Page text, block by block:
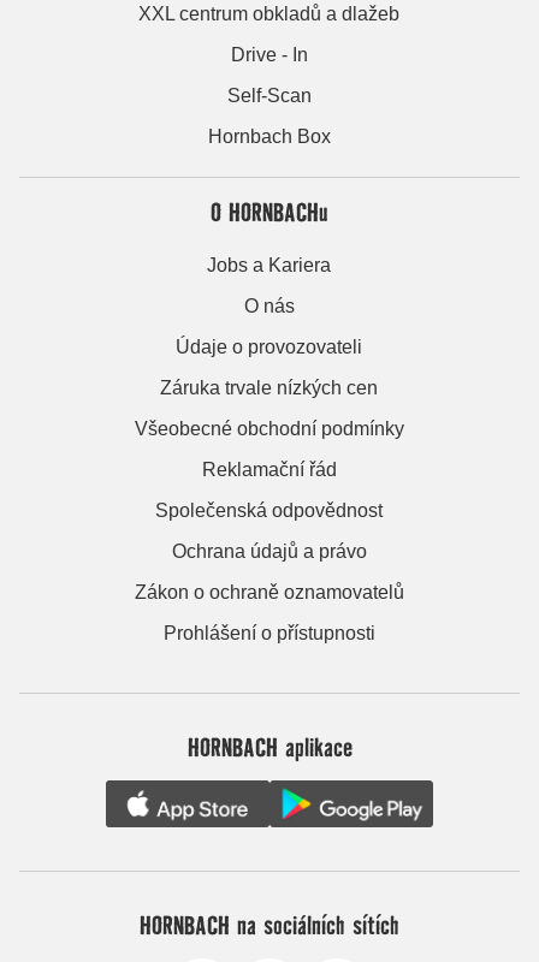
XXL centrum obkladů a dlažeb
Drive - In
Self-Scan
Hornbach Box
O HORNBACHu
Jobs a Kariera
O nás
Údaje o provozovateli
Záruka trvale nízkých cen
Všeobecné obchodní podmínky
Reklamační řád
Společenská odpovědnost
Ochrana údajů a právo
Zákon o ochraně oznamovatelů
Prohlášení o přístupnosti
HORNBACH aplikace
HORNBACH na sociálních sítích